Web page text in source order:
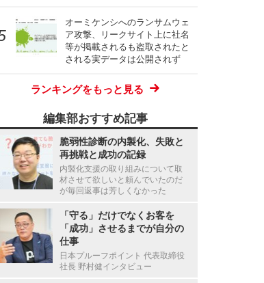
オーミケンシへのランサムウェ
ア攻撃、リークサイト上に社名
等が掲載されるも盗取されたと
される実データは公開されず
ランキングをもっと見る
編集部おすすめ記事
脆弱性診断の内製化、失敗と
再挑戦と成功の記録
内製化支援の取り組みについて取
材させて欲しいと頼んでいたのだ
が毎回返事は芳しくなかった
「守る」だけでなくお客を
「成功」させるまでが自分の
仕事
日本プルーフポイント 代表取締役
社長 野村健インタビュー